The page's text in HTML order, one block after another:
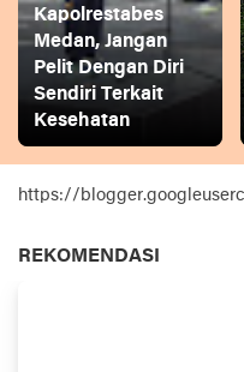
Kapolrestabes
Medan, Jangan
Pelit Dengan Diri
Sendiri Terkait
Kesehatan
https://
REKOMENDASI